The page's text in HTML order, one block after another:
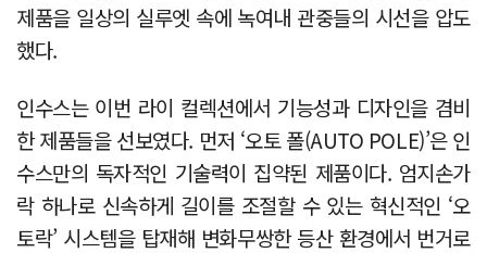
제품을 일상의 실루엣 속에 녹여내 관중들의 시선을 압도
했다.
인수스는 이번 라이 컬렉션에서 기능성과 디자인을 겸비
한 제품들을 선보였다. 먼저 ‘오토 폴(AUTO POLE)’은 인
수스만의 독자적인 기술력이 집약된 제품이다. 엄지손가
락 하나로 신속하게 길이를 조절할 수 있는 혁신적인 ‘오
토락’ 시스템을 탑재해 변화무쌍한 등산 환경에서 번거로